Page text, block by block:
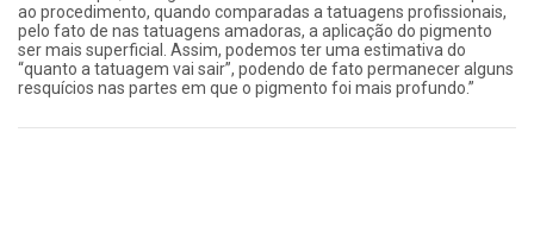
ao procedimento, quando comparadas a tatuagens profissionais,
pelo fato de nas tatuagens amadoras, a aplicação do pigmento
ser mais superficial. Assim, podemos ter uma estimativa do
“quanto a tatuagem vai sair”, podendo de fato permanecer alguns
resquícios nas partes em que o pigmento foi mais profundo.”